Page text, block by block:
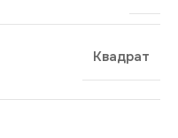
Квадрат